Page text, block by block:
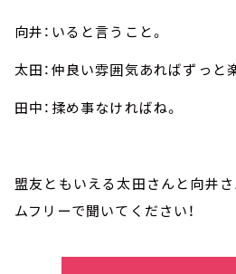
向井：いると言うこと。
太田：仲良い雰囲気あればずっと
田中：揉め事なければね。
盟友ともいえる太田さんと向井
ムフリーで聞いてください！